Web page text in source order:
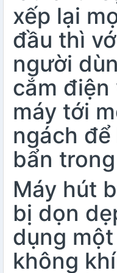
xếp lại
đầu thì
người
cắm điện
máy tới
ngách
bẩn
Máy hút
bị dọn
dụng
không